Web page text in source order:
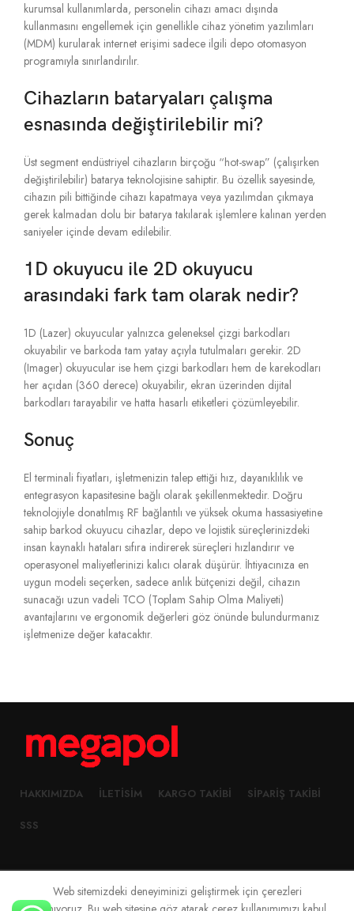
kurumsal kullanımlarda, personelin cihazı amacı dışında
kullanmasını engellemek için genellikle cihaz yönetim yazılımları
(MDM) kurularak internet erişimi sadece ilgili depo otomasyon
programıyla sınırlandırılır.
Cihazların bataryaları çalışma
esnasında değiştirilebilir mi?
Üst segment endüstriyel cihazların birçoğu “hot-swap” (çalışırken
değiştirilebilir) batarya teknolojisine sahiptir. Bu özellik sayesinde,
cihazın pili bittiğinde cihazı kapatmaya veya yazılımdan çıkmaya
gerek kalmadan dolu bir batarya takılarak işlemlere kalınan yerden
saniyeler içinde devam edilebilir.
1D okuyucu ile 2D okuyucu
arasındaki fark tam olarak nedir?
1D (Lazer) okuyucular yalnızca geleneksel çizgi barkodları
okuyabilir ve barkoda tam yatay açıyla tutulmaları gerekir. 2D
(Imager) okuyucular ise hem çizgi barkodları hem de karekodları
her açıdan (360 derece) okuyabilir, ekran üzerinden dijital
barkodları tarayabilir ve hatta hasarlı etiketleri çözümleyebilir.
Sonuç
El terminali fiyatları, işletmenizin talep ettiği hız, dayanıklılık ve
entegrasyon kapasitesine bağlı olarak şekillenmektedir. Doğru
teknolojiyle donatılmış RF bağlantılı ve yüksek okuma hassasiyetine
sahip barkod okuyucu cihazlar, depo ve lojistik süreçlerinizdeki
insan kaynaklı hataları sıfıra indirerek süreçleri hızlandırır ve
operasyonel maliyetlerinizi kalıcı olarak düşürür. İhtiyacınıza en
uygun modeli seçerken, sadece anlık bütçenizi değil, cihazın
sunacağı uzun vadeli TCO (Toplam Sahip Olma Maliyeti)
avantajlarını ve ergonomik değerleri göz önünde bulundurmanız
işletmenize değer katacaktır.
HAKKIMIZDA İLETISIM KARGO TAKIBI SIPARIŞ TAKIBI
SSS
2023 Created ByMegapol Teknoloji
Web sitemizdeki deneyiminizi geliştirmek için çerezleri